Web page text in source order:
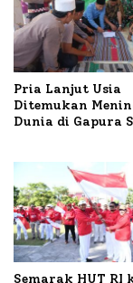
Pria Lanjut Usia
Ditemukan
Dunia di Gapura
Semarak HUT RI